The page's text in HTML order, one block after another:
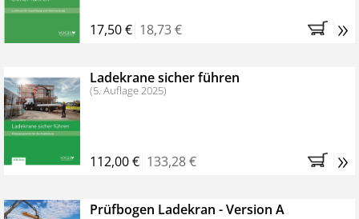
17,50 € 18,73 € »
Ladekrane sicher führen
(5. Auflage 2025)
112,00 € 133,28 € »
Prüfbogen Ladekran - Version A